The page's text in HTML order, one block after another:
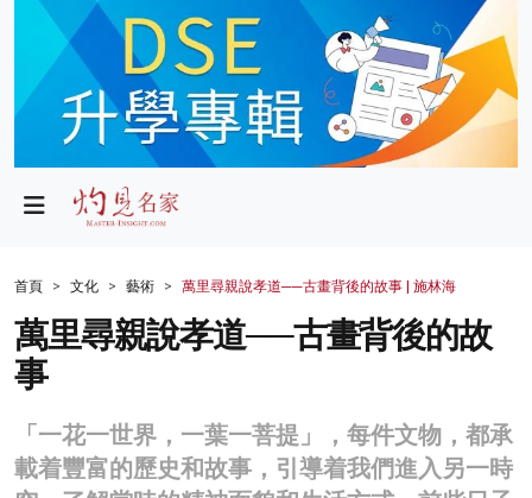
政局
財經
生活
健康
商業
科技
首頁 文化 藝術 萬里尋親說孝道──古畫背後的故事 | 施林海
萬里尋親說孝道──古畫背後的故
事
「一花一世界，一葉一菩提」，每件文物，都承
載着豐富的歷史和故事，引導着我們進入另一時